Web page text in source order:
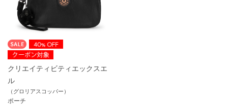
クリエイティビティエックスエ
ル
（グロリアスコッパー）
ポーチ